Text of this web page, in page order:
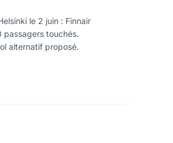
le 2 juin : Finnair
passagers touchés.
alternatif proposé.